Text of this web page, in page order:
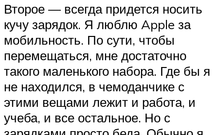
Второе — всегда придется носить
кучу зарядок. Я люблю Apple за
мобильность. По сути, чтобы
перемещаться, мне достаточно
такого маленького набора. Где бы я
не находился, в чемоданчике с
этими вещами лежит и работа, и
учеба, и все остальное. Но с